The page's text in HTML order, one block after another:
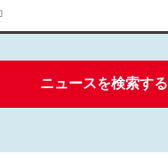
ニュースを検索する